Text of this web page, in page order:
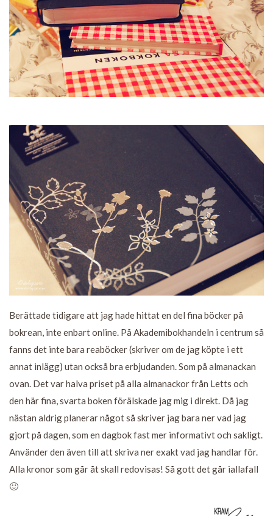
Berättade tidigare att jag hade hittat en del fina böcker på
bokrean, inte enbart online. På Akademibokhandeln i centrum så
fanns det inte bara reaböcker (skriver om de jag köpte i ett
annat inlägg) utan också bra erbjudanden. Som på almanackan
ovan. Det var halva priset på alla almanackor från Letts och
den här fina, svarta boken förälskade jag mig i direkt. Då jag
nästan aldrig planerar något så skriver jag bara ner vad jag
gjort på dagen, som en dagbok fast mer informativt och sakligt.
Använder den även till att skriva ner exakt vad jag handlar för.
Alla kronor som går åt skall redovisas! Så gott det går iallafall
🙂